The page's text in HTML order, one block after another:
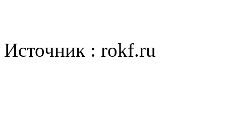
Источник : rokf.ru